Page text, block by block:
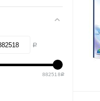
Р
882518 Р